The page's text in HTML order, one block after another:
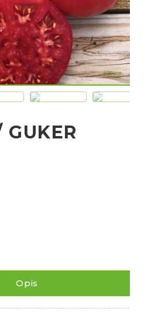
VOĆE
GUKER
Opis